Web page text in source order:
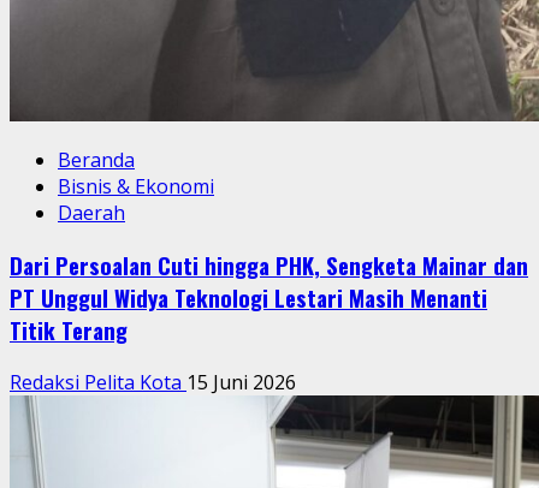
Beranda
Bisnis & Ekonomi
Daerah
Dari Persoalan Cuti hingga PHK, Sengketa Mainar dan
PT Unggul Widya Teknologi Lestari Masih Menanti
Titik Terang
Redaksi Pelita Kota 15 Juni 2026